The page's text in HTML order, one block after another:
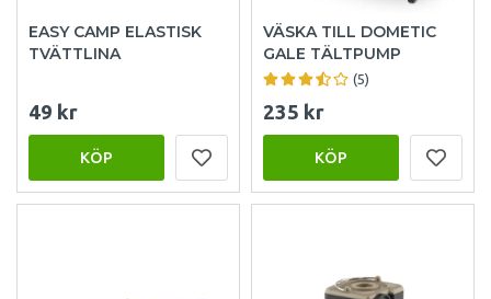
EASY CAMP ELASTISK
TVÄTTLINA
49 kr
KÖP
VÄSKA TILL DOMETIC
GALE TÄLTPUMP
(5)
235 kr
KÖP